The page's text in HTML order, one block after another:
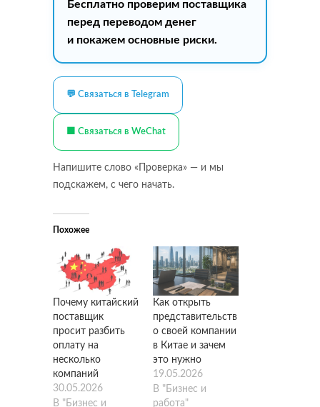
Бесплатно проверим поставщика
перед переводом денег
и покажем основные риски.
💬 Связаться в Telegram
🟩 Связаться в WeChat
Напишите слово «Проверка» — и мы
подскажем, с чего начать.
Похожее
Почему китайский
поставщик
просит разбить
оплату на
несколько
компаний
30.05.2026
В "Бизнес и
Как открыть
представительств
о своей компании
в Китае и зачем
это нужно
19.05.2026
В "Бизнес и
работа"